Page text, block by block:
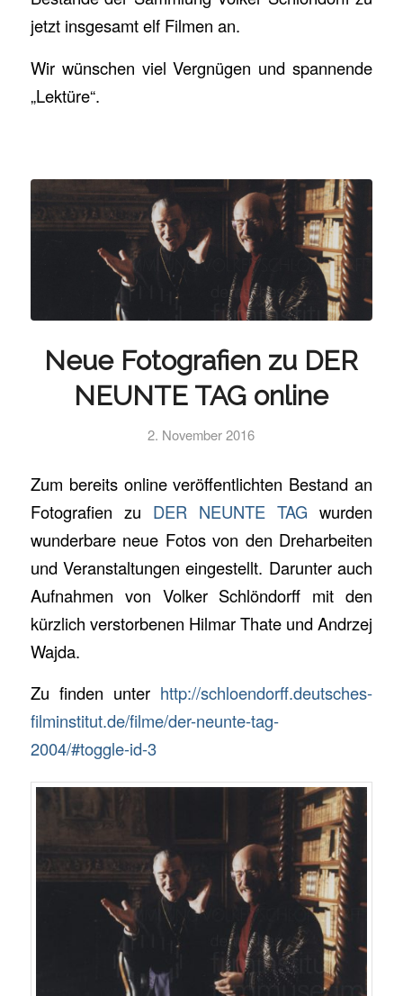
jetzt insgesamt elf Filmen an.
Wir wünschen viel Vergnügen und spannende
„Lektüre“.
Neue Fotografien zu DER
NEUNTE TAG online
2. November 2016
Zum bereits online veröffentlichten Bestand an
Fotografien zu DER NEUNTE TAG wurden
wunderbare neue Fotos von den Dreharbeiten
und Veranstaltungen eingestellt. Darunter auch
Aufnahmen von Volker Schlöndorff mit den
kürzlich verstorbenen Hilmar Thate und Andrzej
Wajda.
Zu finden unter http://schloendorff.deutsches-
filminstitut.de/filme/der-neunte-tag-
2004/#toggle-id-3